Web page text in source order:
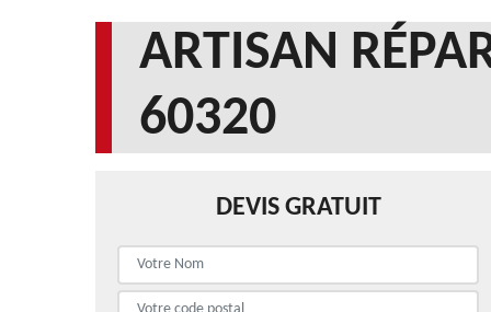
ARTISAN
60320
DEVIS GRATUIT